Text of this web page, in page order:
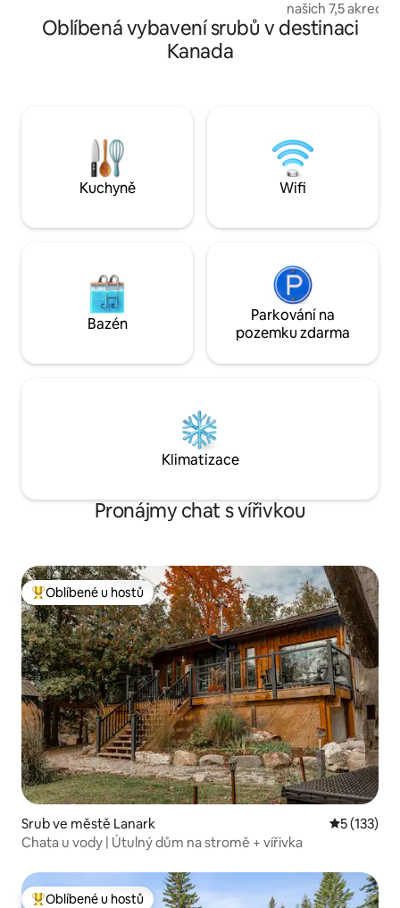
vyrobený v Kanadě +nejbližší pronájmy k
Joffre Lakes + vnitřní kamna na dřevo,
venkovní krby na dřevěné a plynové +
ložnice +vhodné pro psy + zastřešený
altán s grilem + brána do Duffy 18 minut
➔ Pemberton 12 minut ➔ Joffre Lakes
45 minut ➔ Whistler 2 minuty chůze ➔
našich 7,5 akrech
blaženosti. Jen asi 3 minuty chůze
lázeňských
sauna,
a vířivka. Nebo
vše, co Muskoka
Oblíbená vybavení srubů v destinaci
Kanada
Kuchyně Wifi
Bazén
Parkování na
pozemku zdarma
Klimatizace
Pronájmy chat s vířivkou
Nejlepší v kategorii Oblíbené u hostů
Oblíbené u hostů
Srub ve městě Lanark Průměrné
5 (133)
Chata u vody | Útulný dům na stromě + vířivka
Oblíbené u hostů